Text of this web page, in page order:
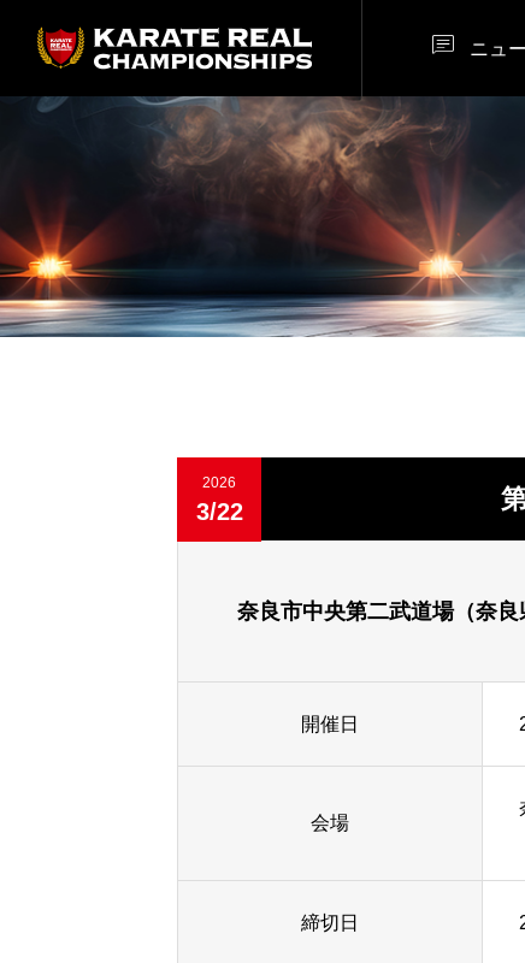
 ニュ
2026
3/22
奈良市中央第二武道場（奈良
開催日
会場
締切日